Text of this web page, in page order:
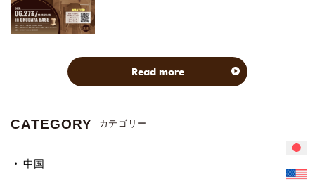
Read more
CATEGORY カテゴリー
中国